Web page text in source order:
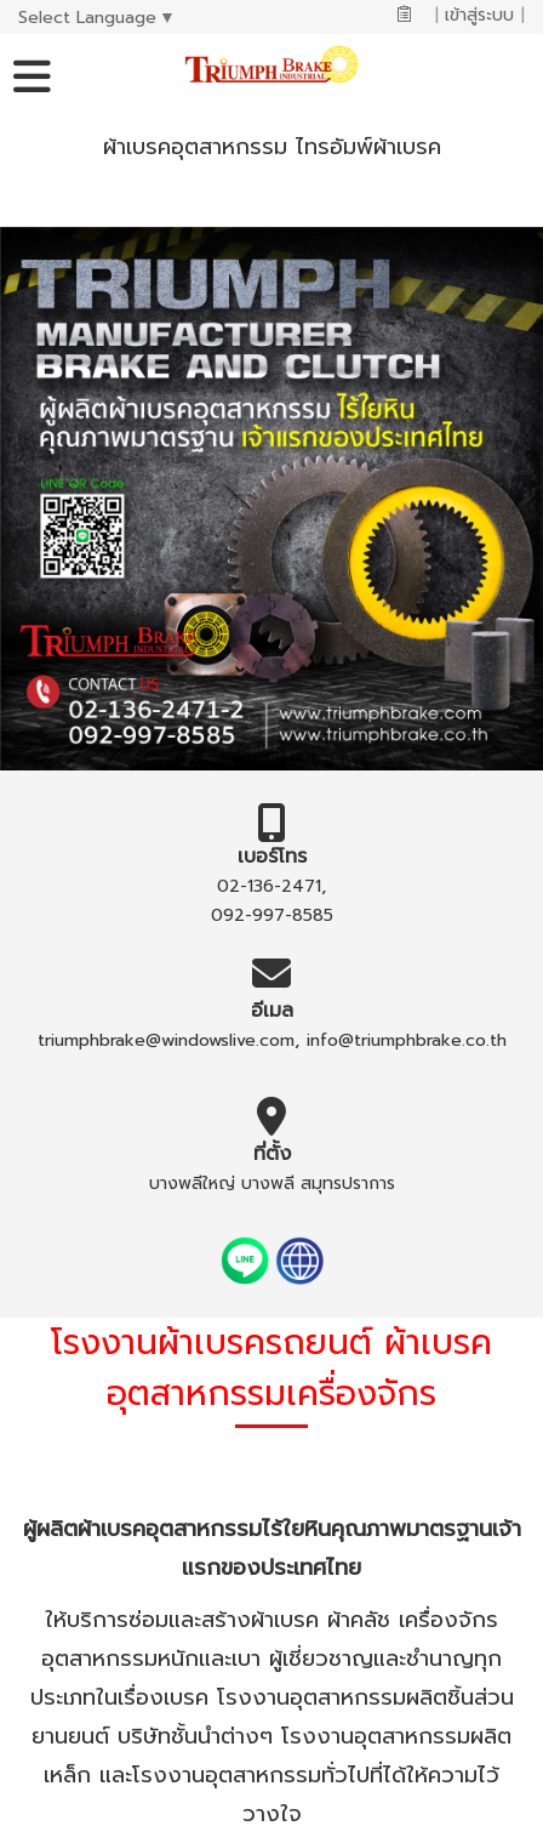
Select Language ▼ | เข้าสู่ระบบ |
ผ้าเบรคอุตสาหกรรม ไทรอัมพ์ผ้าเบรค
เบอร์โทร
02-136-2471,
092-997-8585
อีเมล
triumphbrake@windowslive.com, info@triumphbrake.co.th
ที่ตั้ง
บางพลีใหญ่ บางพลี สมุทรปราการ
โรงงานผ้าเบรครถยนต์ ผ้าเบรค
อุตสาหกรรมเครื่องจักร
ผู้ผลิตผ้าเบรคอุตสาหกรรมไร้ใยหินคุณภาพมาตรฐานเจ้า
แรกของประเทศไทย
ให้บริการซ่อมและสร้างผ้าเบรค ผ้าคลัช เครื่องจักร
อุตสาหกรรมหนักและเบา ผู้เชี่ยวชาญและชำนาญทุก
ประเภทในเรื่องเบรค โรงงานอุตสาหกรรมผลิตชิ้นส่วน
ยานยนต์ บริษัทชั้นนำต่างๆ โรงงานอุตสาหกรรมผลิต
เหล็ก และโรงงานอุตสาหกรรมทั่วไปที่ได้ให้ความไว้
วางใจ